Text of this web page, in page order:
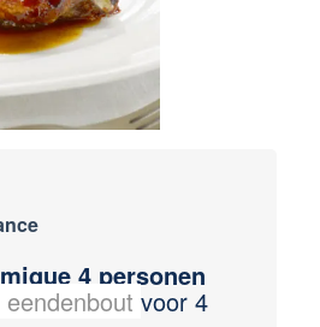
4 personen
voor 4